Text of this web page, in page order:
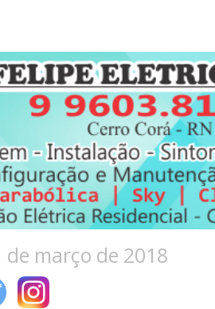
de março de 2018